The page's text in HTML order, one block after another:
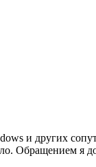
и других
Обращением я